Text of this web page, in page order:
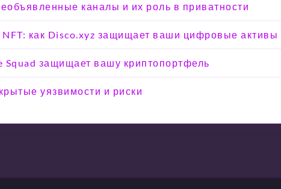
каналы и их роль в приватности
как Disco.xyz защищает ваши цифровые активы
Squad защищает вашу криптопортфель
уязвимости и риски